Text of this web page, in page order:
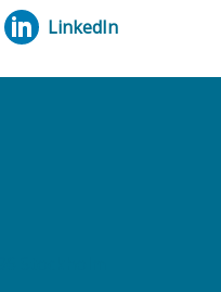
LinkedIn